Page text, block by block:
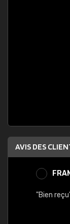
AVIS DES
"Bien reçu"